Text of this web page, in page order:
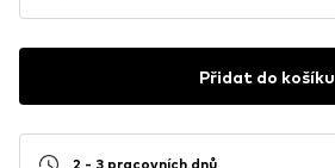
Přidat do košíku
2 - 3 pracovních dnů